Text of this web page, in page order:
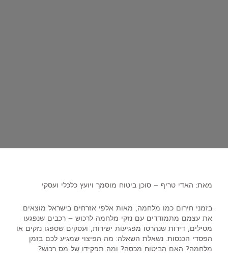
מאת: האדי טריף – סוכן ביטוח מוסמך ויועץ כלכלי ועסקי
בזמני חירום כמו מלחמה, מאות אלפי אזרחים בישראל מוצאים
את עצמם מתמודדים עםנזקי מלחמה לרכוש – רכבים שנפגעו
מטילים, דירות שנהרסו מפגיעות ישירות, ועסקים שספגו נזקים או
הפסדי הכנסות. נשאלת השאלה: מה הפיצוי שמגיע לכם בזמן
מלחמה? האם הביטוח מכסה? ומה תפקידו של מס רכוש?